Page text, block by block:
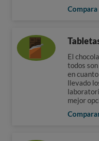
Compara
El
todos
en
llevado
mejor